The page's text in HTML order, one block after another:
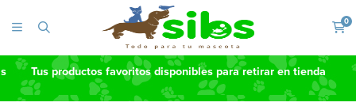
0
Tus productos favoritos disponibles para retirar en tienda